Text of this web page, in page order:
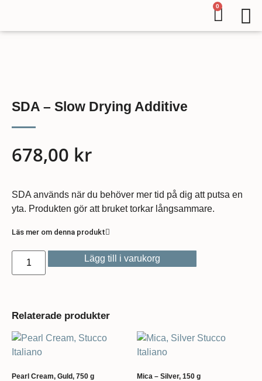
0
SDA – Slow Drying Additive
678,00 kr
SDA används när du behöver mer tid på dig att putsa en
yta. Produkten gör att bruket torkar långsammare.
Läs mer om denna produkt
Lägg till i varukorg
Relaterade produkter
Pearl Cream, Guld, 750 g Mica – Silver, 150 g